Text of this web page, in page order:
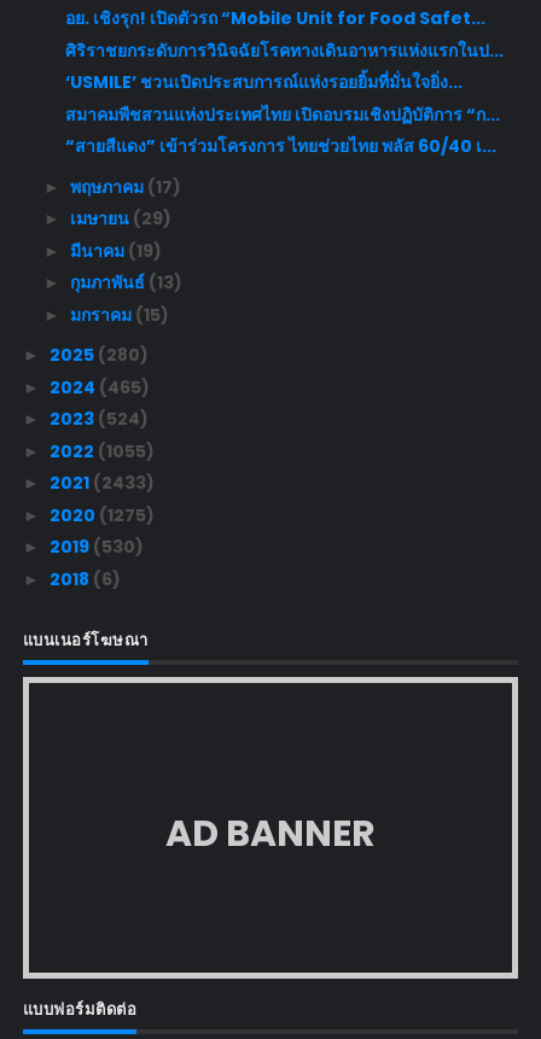
อย. เชิงรุก! เปิดตัวรถ “Mobile Unit for Food Safet...
ศิริราชยกระดับการวินิจฉัยโรคทางเดินอาหารแห่งแรกในป...
‘USMILE’ ชวนเปิดประสบการณ์แห่งรอยยิ้มที่มั่นใจยิ่ง...
สมาคมพืชสวนแห่งประเทศไทย เปิดอบรมเชิงปฏิบัติการ “ก...
“สายสีแดง” เข้าร่วมโครงการ ไทยช่วยไทย พลัส 60/40 เ...
► พฤษภาคม (17)
► เมษายน (29)
► มีนาคม (19)
► กุมภาพันธ์ (13)
► มกราคม (15)
► 2025 (280)
► 2024 (465)
► 2023 (524)
► 2022 (1055)
► 2021 (2433)
► 2020 (1275)
► 2019 (530)
► 2018 (6)
แบนเนอร์โฆษณา
AD BANNER
แบบฟอร์มติดต่อ